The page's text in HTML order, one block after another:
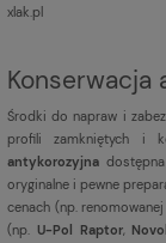
xlak.pl
Konserwacja
Środki do napraw i
profili zamkniętych i
antykorozyjna
oryginalne i pewne
cenach (np.
(np. U-Pol Raptor,